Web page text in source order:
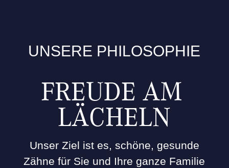
UNSERE PHILOSOPHIE
FREUDE AM
LÄCHELN
Unser Ziel ist es, schöne, gesunde
Zähne für Sie und Ihre ganze Familie